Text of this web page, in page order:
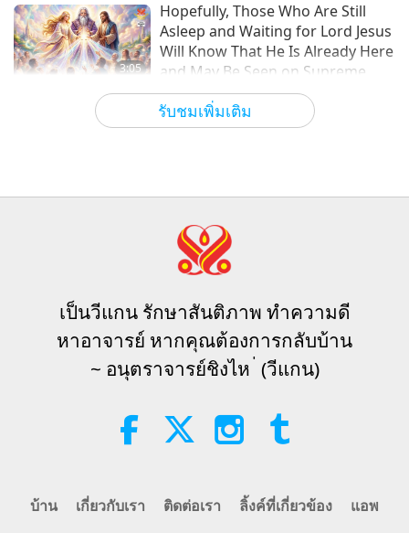
รับชมเพิ่มเติม
3:05
Hopefully, Those Who Are Still
Asleep and Waiting for Lord Jesus
Will Know That He Is Already Here
and May Be Seen on Supreme
Master Television2026-08-08
3:40
4:58
VEG TREND NEWS FROM
June 2026 - Part 2 of 2
รายการสั้น 2026-08-08 299รับชม
38:08
เป็นวีแกน รักษาสันติภาพ ทำความดี
หาอาจารย์ หากคุณต้องการกลับบ้าน
~ อนุตราจารย์ชิงไห ่ (วีแกน)
บ้าน เกี่ยวกับเรา ติดต่อเรา ลิ้งค์ที่เกี่ยวข้อง แอพ